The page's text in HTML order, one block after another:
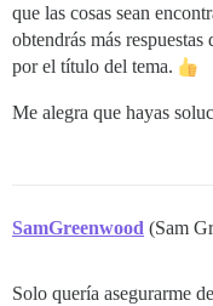
que las cosas sean
obtendrás más
por el título del tema.
Me alegra que hayas
SamGreenwood (Sam
Solo quería asegurarme